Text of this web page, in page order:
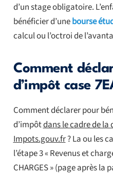
d’un stage obligatoire.
bénéficier d’unebourse
calcul ou l’octroi de
Comment
d’impôt case
Comment déclarer pour
d’impôtdans le cadre de
Impots.gouv.fr? La ou les
l’étape 3 « Revenus et
CHARGES » (page après la